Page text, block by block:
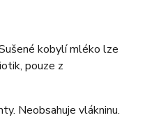
kobylí mléko lze
pouze z
Neobsahuje vlákninu.